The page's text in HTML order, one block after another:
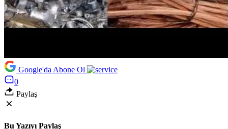
Google'da Abone Ol
0
Paylaş
Bu Yazıyı Paylaş